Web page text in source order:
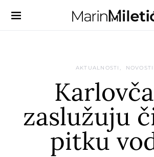
AKTUALNOSTI NOVOSTI
zaslužuju
pitku